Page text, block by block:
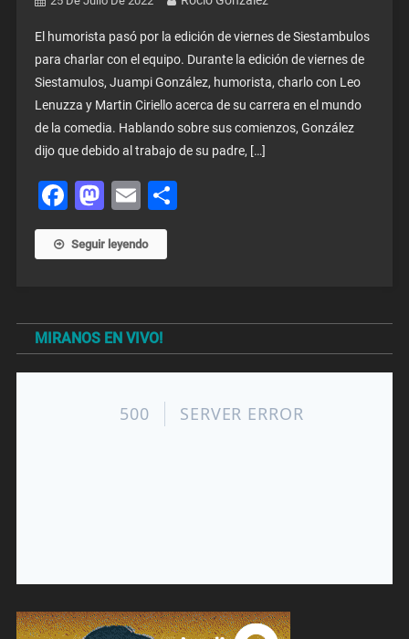
El humorista pasó por la edición de viernes de Siestambulos
para charlar con el equipo. Durante la edición de viernes de
Siestamulos, Juampi González, humorista, charlo con Leo
Lenuzza y Martin Ciriello acerca de su carrera en el mundo
de la comedia. Hablando sobre sus comienzos, González
dijo que debido al trabajo de su padre, […]
Facebook
Mastodon
Email
Seguir leyendo
MIRANOS EN VIVO!